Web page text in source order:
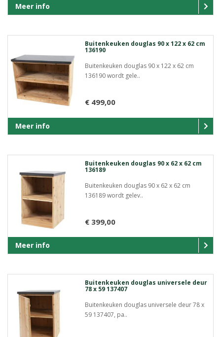
Meer info
Buitenkeuken douglas 90 x 122 x 62 cm
136190
Buitenkeuken douglas 90 x 122 x 62 cm
136190 wordt gele..
€ 499,00
Meer info
Buitenkeuken douglas 90 x 62 x 62 cm
136189
Buitenkeuken douglas 90 x 62 x 62 cm
136189 wordt gelev..
€ 399,00
Meer info
Buitenkeuken douglas universele deur
78 x 59 137407
Buitenkeuken douglas universele deur 78 x
59 137407, pa..